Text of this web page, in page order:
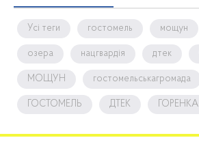
Усі теги гостомель мощун
озера нацгвардія дтек
МОЩУН гостомельськагромада
ГОСТОМЕЛЬ ДТЕК ГОРЕНКА